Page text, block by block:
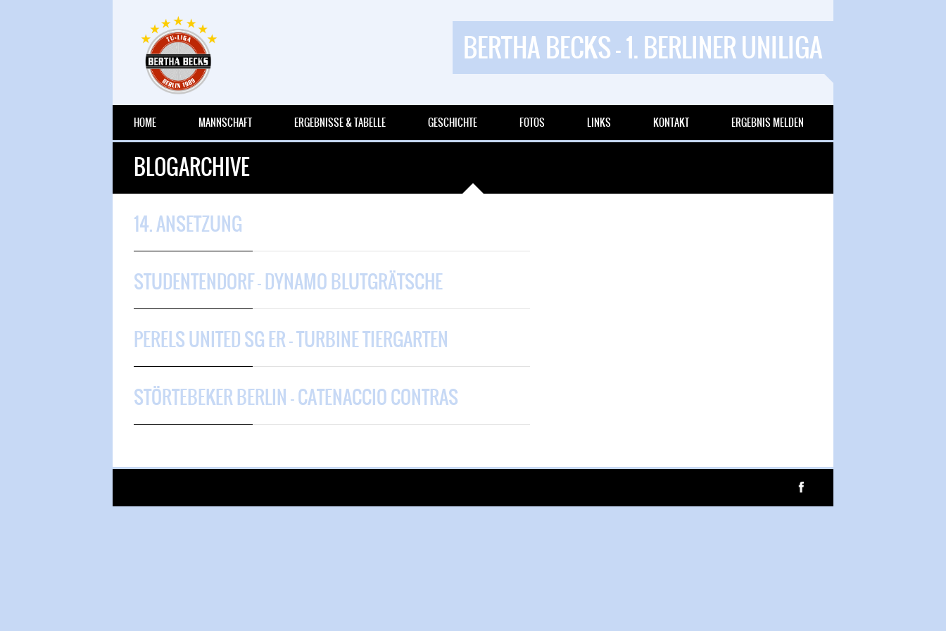
BERTHA BECKS - 1. BERLINER UNILIGA
HOME MANNSCHAFT ERGEBNISSE & TABELLE GESCHICHTE FOTOS LINKS KONTAKT ERGEBNIS MELDEN
BLOGARCHIVE
14. ANSETZUNG
STUDENTENDORF – DYNAMO BLUTGRÄTSCHE
PERELS UNITED SG ER – TURBINE TIERGARTEN
STÖRTEBEKER BERLIN – CATENACCIO CONTRAS